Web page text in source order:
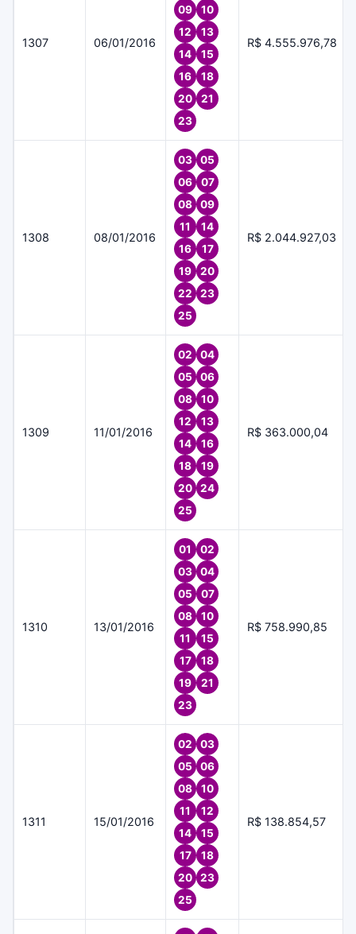
1307 06/01/2016
09
10
12
13
14
15
16
18
20
21
23
R$ 4.555.976,78
1308 08/01/2016
03
05
06
07
08
09
11
14
16
17
19
20
22
23
25
R$ 2.044.927,03
1309 11/01/2016
02
04
05
06
08
10
12
13
14
16
18
19
20
24
25
R$ 363.000,04
1310 13/01/2016
01
02
03
04
05
07
08
10
11
15
17
18
19
21
23
R$ 758.990,85
1311 15/01/2016
02
03
05
06
08
10
11
12
14
15
17
18
20
23
25
R$ 138.854,57